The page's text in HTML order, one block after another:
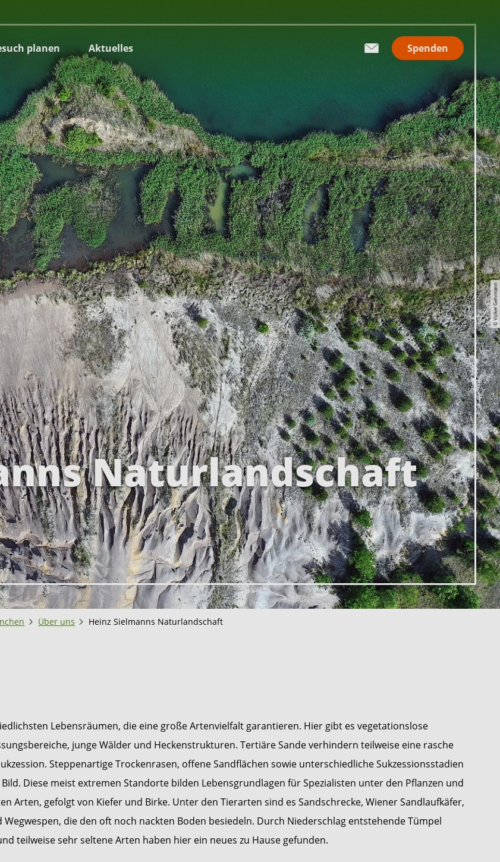
planen Aktuelles Spenden
© Volker Gehrmann
Naturlandschaft
Über uns Heinz Sielmanns Naturlandschaft
Lebensräumen, die eine große Artenvielfalt garantieren. Hier gibt es vegetationslose
junge Wälder und Heckenstrukturen. Tertiäre Sande verhindern teilweise eine rasche
Steppenartige Trockenrasen, offene Sandflächen sowie unterschiedliche Sukzessionsstadien
Diese meist extremen Standorte bilden Lebensgrundlagen für Spezialisten unter den Pflanzen und
Arten, gefolgt von Kiefer und Birke. Unter den Tierarten sind es Sandschrecke, Wiener Sandlaufkäfer,
die den oft noch nackten Boden besiedeln. Durch Niederschlag entstehende Tümpel
teilweise sehr seltene Arten haben hier ein neues zu Hause gefunden.